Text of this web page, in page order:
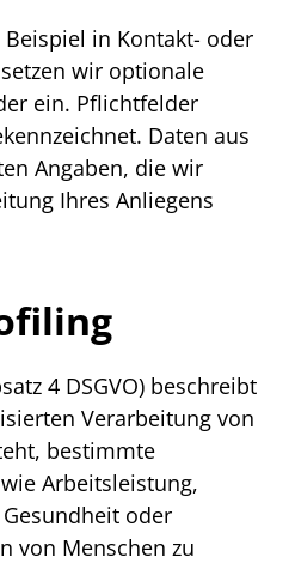
in Kontakt- oder
wir optionale
ein. Pflichtfelder
Daten aus
Angaben, die wir
Ihres Anliegens
4 DSGVO) beschreibt
Verarbeitung von
bestimmte
Arbeitsleistung,
oder
von Menschen zu